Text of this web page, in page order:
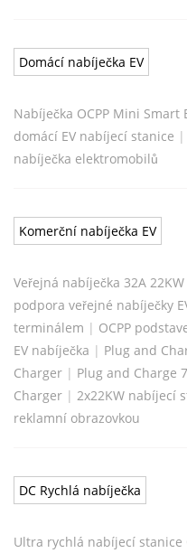
Domácí nabíječka EV
Nabíječka OCPP Mini Smart
domácí EV nabíjecí stanice |
nabíječka elektromobilů
Komerční nabíječka EV
Veřejná nabíječka 32A 22KW
podpora veřejné nabíječky
terminálem | OCPP
EV nabíječka | Plug and
Charger | Plug and Charge
Charger | 2x22KW nabíjecí
reklamní obrazovkou
DC Rychlá nabíječka
Ultra rychlá nabíjecí stanice